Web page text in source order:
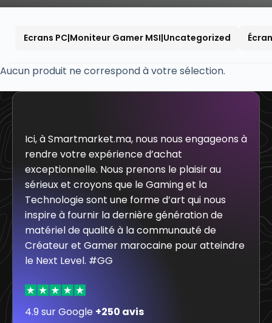
Ecrans PC|Moniteur Gamer MSI|Uncategorized
Aucun produit ne correspond à votre sélection.
Ici, à Smartmarket.ma, nous nous engageons à
rendre votre expérience d’achat
exceptionnelle. Nous prenons le plaisir au
sérieux et croyons que le Gaming et la
Technologie sont une forme d’art qui nous
inspire à fournir la dernière génération de
matériel de qualité à la communauté de
Créateur et Gamer marocaine pour atteindre
le Next Level. #GG
4.9 sur Google +250 avis